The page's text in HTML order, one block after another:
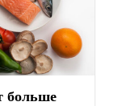
больше